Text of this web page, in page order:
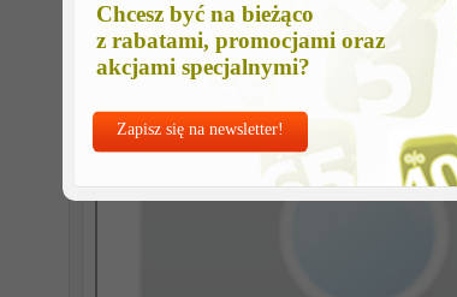
Chcesz być na bieżąco
z rabatami, promocjami oraz
akcjami specjalnymi?
Zapisz się na newsletter!